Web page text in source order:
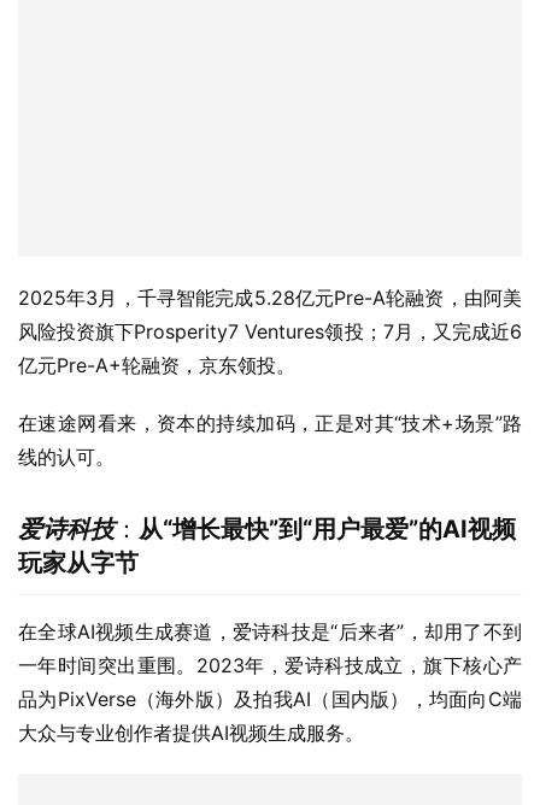
2025年3月，千寻智能完成5.28亿元Pre-A轮融资，由阿美
风险投资旗下Prosperity7 Ventures领投；7月，又完成近6
亿元Pre-A+轮融资，京东领投。
在速途网看来，资本的持续加码，正是对其“技术+场景”路
线的认可。
爱诗科技： 从“增长最快”到“用户最爱”的AI视频
玩家从字节
在全球AI视频生成赛道，爱诗科技是“后来者”，却用了不到
一年时间突出重围。2023年，爱诗科技成立，旗下核心产
品为PixVerse（海外版）及拍我AI（国内版），均面向C端
大众与专业创作者提供AI视频生成服务。